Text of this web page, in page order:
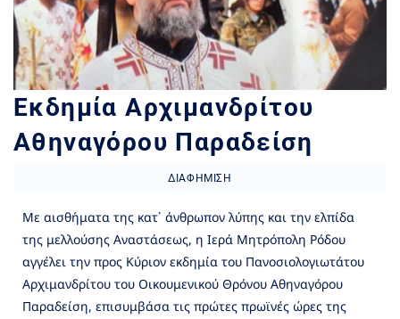
Εκδημία Αρχιμανδρίτου
Αθηναγόρου Παραδείση
ΔΙΑΦΉΜΙΣΗ
Με αισθήματα της κατ᾽ άνθρωπον λύπης και την ελπίδα
της μελλούσης Αναστάσεως, η Ιερά Μητρόπολη Ρόδου
αγγέλει την προς Κύριον εκδημία του Πανοσιολογιωτάτου
Αρχιμανδρίτου του Οικουμενικού Θρόνου Αθηναγόρου
Παραδείση, επισυμβάσα τις πρώτες πρωϊνές ώρες της